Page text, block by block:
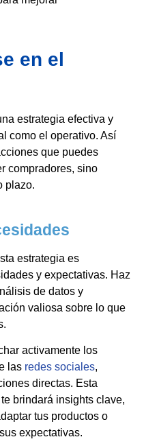
en el
estrategia efectiva y
como el operativo. Así
que puedes
compradores, sino
plazo.
estrategia es
y expectativas. Haz
de datos y
valiosa sobre lo que
activamente los
las redes sociales,
directas. Esta
brindará insights clave,
tus productos o
expectativas.